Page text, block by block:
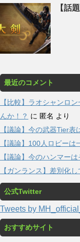
【話
最近のコメント
【比較】ラオシャンロ
んか！？ に 匿名 より
【議論】今の武器Tier表
【議論】100人ロビー
【議論】今のハンマー
【ガンランス】差別化
公式Twitter
Tweets by
おすすめサイト